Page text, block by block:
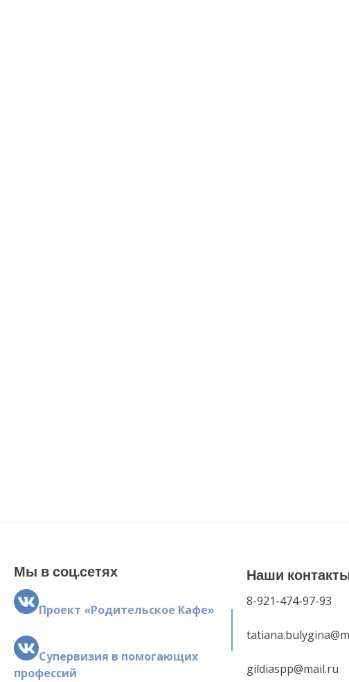
Мы в соц.сетях
Проект «Родительское Кафе»
Супервизия в помогающих
профессий
Наши
8-921-474-97-93
gildiaspp@mail.ru